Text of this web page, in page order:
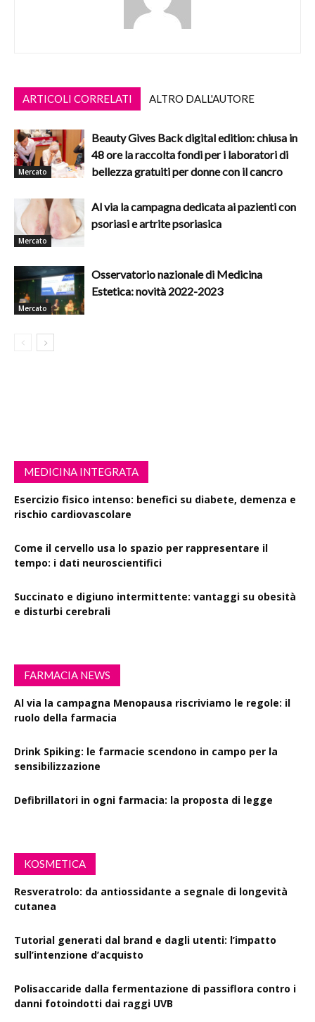
ARTICOLI CORRELATI ALTRO DALL'AUTORE
Mercato
Beauty Gives Back digital edition: chiusa in
48 ore la raccolta fondi per i laboratori di
bellezza gratuiti per donne con il cancro
Mercato
Al via la campagna dedicata ai pazienti con
psoriasi e artrite psoriasica
Mercato
Osservatorio nazionale di Medicina
Estetica: novità 2022-2023
MEDICINA INTEGRATA
Esercizio fisico intenso: benefici su diabete, demenza e
rischio cardiovascolare
Come il cervello usa lo spazio per rappresentare il
tempo: i dati neuroscientifici
Succinato e digiuno intermittente: vantaggi su obesità
e disturbi cerebrali
FARMACIA NEWS
Al via la campagna Menopausa riscriviamo le regole: il
ruolo della farmacia
Drink Spiking: le farmacie scendono in campo per la
sensibilizzazione
Defibrillatori in ogni farmacia: la proposta di legge
KOSMETICA
Resveratrolo: da antiossidante a segnale di longevità
cutanea
Tutorial generati dal brand e dagli utenti: l’impatto
sull’intenzione d’acquisto
Polisaccaride dalla fermentazione di passiflora contro i
danni fotoindotti dai raggi UVB